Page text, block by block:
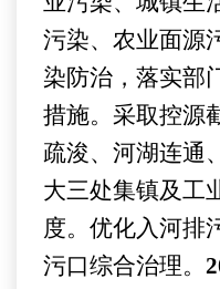
污染、农业面源
染防治，落实部
措施。 采取控源
疏浚、河湖连通
大三处集镇及工
度。优化入河排
污口综合治理。